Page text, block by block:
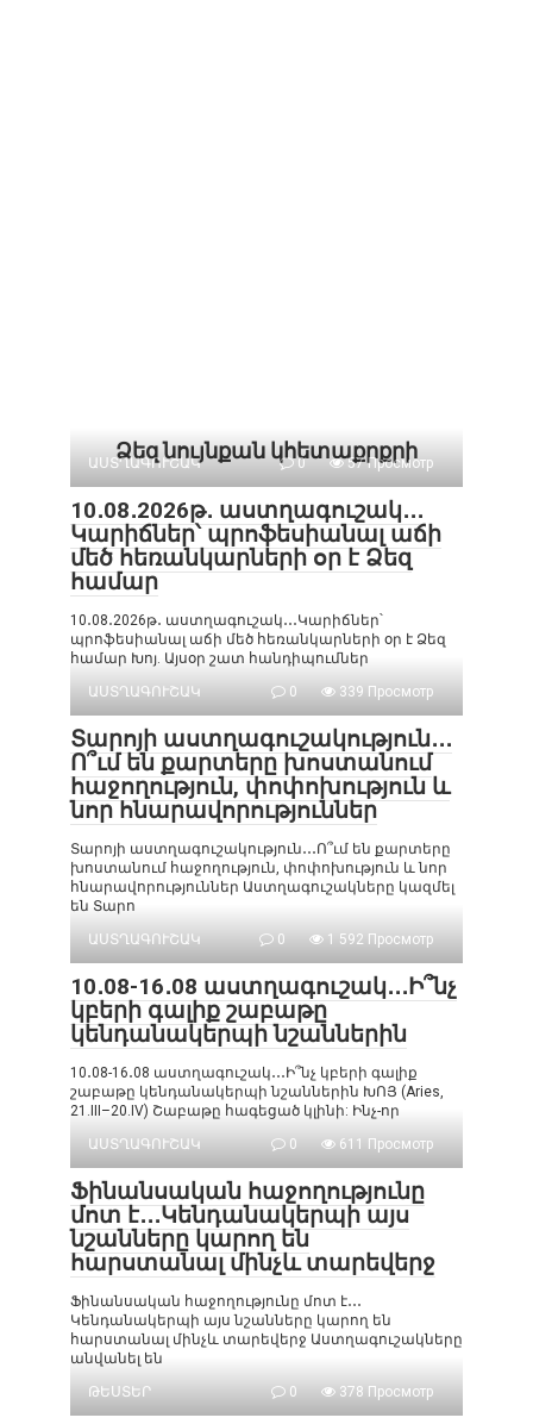
Ձեզ նույնքան կհետաքրքրի
ԱՍՏՂԱԳՈՒՇԱԿ 0 57 Просмотр
10․08․2026թ․ աստղագուշակ․․․
Կարիճներ՝ պրոֆեսիանալ աճի
մեծ հեռանկարների օր է Ձեզ
համար
10․08․2026թ․ աստղագուշակ․․․Կարիճներ՝
պրոֆեսիանալ աճի մեծ հեռանկարների օր է Ձեզ
համար Խոյ. Այսօր շատ հանդիպումներ
ԱՍՏՂԱԳՈՒՇԱԿ
0 339 Просмотр
Տարոյի աստղագուշակություն․․․
Ո՞ւմ են քարտերը խոստանում
հաջողություն, փոփոխություն և
նոր հնարավորություններ
Տարոյի աստղագուշակություն․․․Ո՞ւմ են քարտերը
խոստանում հաջողություն, փոփոխություն և նոր
հնարավորություններ Աստղագուշակները կազմել
են Տարո
ԱՍՏՂԱԳՈՒՇԱԿ
0 1 592 Просмотр
10․08-16․08 աստղագուշակ․․․Ի՞նչ
կբերի գալիք շաբաթը
կենդանակերպի նշաններին
10․08-16․08 աստղագուշակ․․․Ի՞նչ կբերի գալիք
շաբաթը կենդանակերպի նշաններին ԽՈՅ (Aries,
21.III–20.IV) Շաբաթը հագեցած կլինի: Ինչ-որ
ԱՍՏՂԱԳՈՒՇԱԿ
0 611 Просмотр
Ֆինանսական հաջողությունը
մոտ է․․․Կենդանակերպի այս
նշանները կարող են
հարստանալ մինչև տարեվերջ
Ֆինանսական հաջողությունը մոտ է․․․
Կենդանակերպի այս նշանները կարող են
հարստանալ մինչև տարեվերջ Աստղագուշակները
անվանել են
ԹԵՍՏԵՐ
0 378 Просмотр